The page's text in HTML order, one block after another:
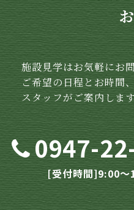
施設見学はお気軽にお
ご希望の日程とお時間
スタッフがご案内します
0947-
[受付時間]9:00～